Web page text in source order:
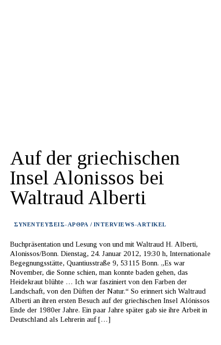
Auf der griechischen
Insel Alonissos bei
Waltraud Alberti
ΣΥΝΕΝΤΕΥΞΕΙΣ-ΑΡΘΡΑ / INTERVIEWS-ARTIKEL
Buchpräsentation und Lesung von und mit Waltraud H. Alberti,
Alonissos/Bonn. Dienstag, 24. Januar 2012, 19:30 h, Internationale
Begegnungsstätte, Quantiusstraße 9, 53115 Bonn. „Es war
November, die Sonne schien, man konnte baden gehen, das
Heidekraut blühte … Ich war fasziniert von den Farben der
Landschaft, von den Düften der Natur.“ So erinnert sich Waltraud
Alberti an ihren ersten Besuch auf der griechischen Insel Alónissos
Ende der 1980er Jahre. Ein paar Jahre später gab sie ihre Arbeit in
Deutschland als Lehrerin auf […]